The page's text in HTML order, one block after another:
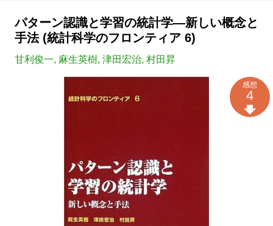
パターン認識と学習の統計学―新しい概念と
手法 (統計科学のフロンティア 6)
甘利俊一, 麻生英樹, 津田宏治, 村田昇
感想
4